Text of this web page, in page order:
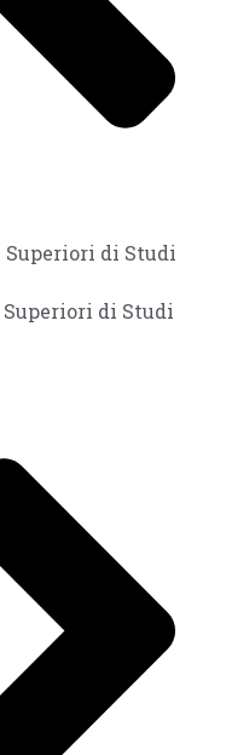
Superiori di Studi
Superiori di Studi